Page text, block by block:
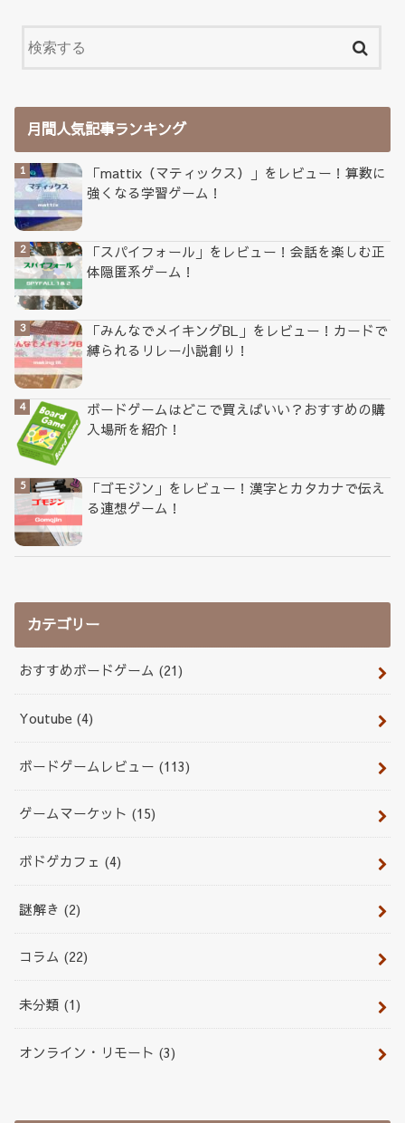
月間人気記事ランキング
「mattix（マティックス）」をレビュー！算数に
強くなる学習ゲーム！
「スパイフォール」をレビュー！会話を楽しむ正
体隠匿系ゲーム！
「みんなでメイキングBL」をレビュー！カードで
縛られるリレー小説創り！
ボードゲームはどこで買えばいい？おすすめの購
入場所を紹介！
「ゴモジン」をレビュー！漢字とカタカナで伝え
る連想ゲーム！
カテゴリー
おすすめボードゲーム (21)
Youtube (4)
ボードゲームレビュー (113)
ゲームマーケット (15)
ボドゲカフェ (4)
謎解き (2)
コラム (22)
未分類 (1)
オンライン・リモート (3)